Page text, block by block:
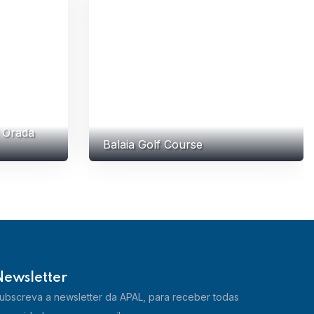
Balaia Golf Course
a newsletter da APAL, para receber todas